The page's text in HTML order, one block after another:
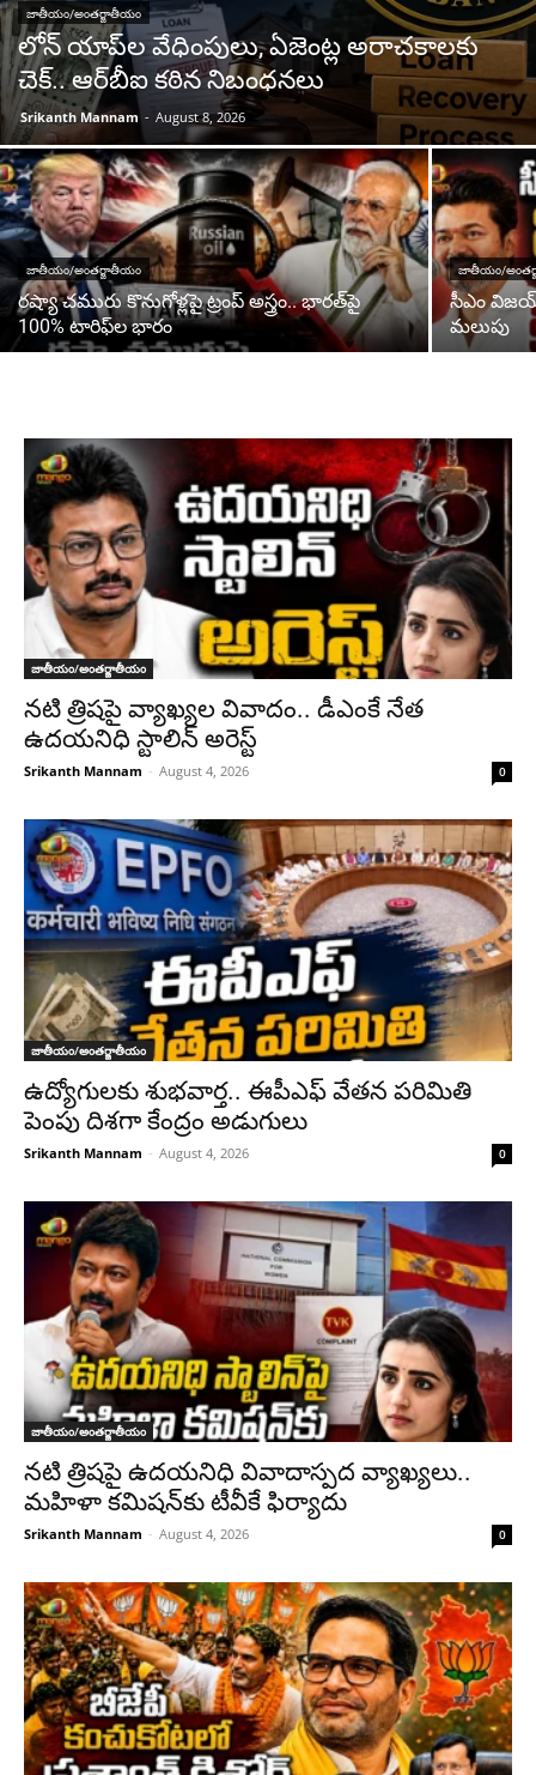
జాతీయం/అంతర్జాతీయం
లోన్ యాప్‌ల వేధింపులు, ఏజెంట్ల అరాచకాలకు
చెక్.. ఆర్‌బీఐ కఠిన నిబంధనలు
Srikanth Mannam - August 8, 2026
జాతీయం/అంతర్జాతీయం
రష్యా చమురు కొనుగోళ్లపై ట్రంప్ అస్త్రం.. భారత్‌పై
100% టారిఫ్‌ల భారం
జాతీయం/
సీఎం
మలుపు
జాతీయం/అంతర్జాతీయం
నటి త్రిషపై వ్యాఖ్యల వివాదం.. డీఎంకే నేత
ఉదయనిధి స్టాలిన్‌ అరెస్ట్
Srikanth Mannam - August 4, 2026 0
జాతీయం/అంతర్జాతీయం
ఉద్యోగులకు శుభవార్త.. ఈపీఎఫ్‌ వేతన పరిమితి
పెంపు దిశగా కేంద్రం అడుగులు
Srikanth Mannam - August 4, 2026 0
జాతీయం/అంతర్జాతీయం
నటి త్రిషపై ఉదయనిధి వివాదాస్పద వ్యాఖ్యలు..
మహిళా కమిషన్‌కు టీవీకే ఫిర్యాదు
Srikanth Mannam - August 4, 2026 0